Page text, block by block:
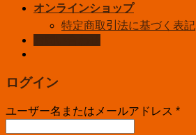
オンラインショップ
特定商取引法に基づく表記
ログイン
ユーザー名またはメールアドレス *